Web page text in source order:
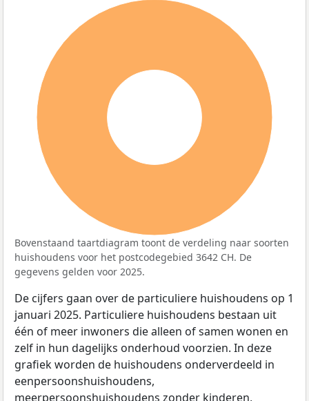
Bovenstaand taartdiagram toont de verdeling naar soorten
huishoudens voor het postcodegebied 3642 CH. De
gegevens gelden voor 2025.
De cijfers gaan over de particuliere huishoudens op 1
januari 2025. Particuliere huishoudens bestaan uit
één of meer inwoners die alleen of samen wonen en
zelf in hun dagelijks onderhoud voorzien. In deze
grafiek worden de huishoudens onderverdeeld in
eenpersoonshuishoudens,
meerpersoonshuishoudens zonder kinderen,